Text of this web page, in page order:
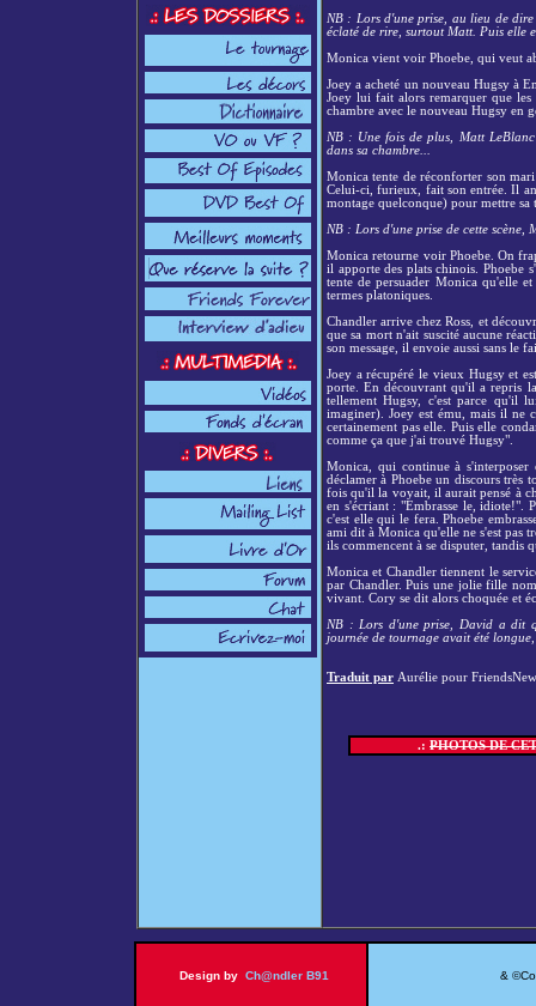
NB : Lors d'une prise, au lieu de
éclaté de rire, surtout Matt. Puis elle
Monica vient voir Phoebe, qui veut
Joey a acheté un nouveau Hugsy à
Joey lui fait alors remarquer que les
chambre avec le nouveau Hugsy en
NB : Une fois de plus, Matt
dans sa chambre...
Monica tente de réconforter son
Celui-ci, furieux, fait son entrée. Il
montage quelconque) pour mettre
NB : Lors d'une prise de cette
Monica retourne voir Phoebe. On
il apporte des plats chinois. Phoebe
tente de persuader Monica qu'elle
termes platoniques.
Chandler arrive chez Ross, et
que sa mort n'ait suscité aucune
son message, il envoie aussi sans le
Joey a récupéré le vieux Hugsy et
porte. En découvrant qu'il a repris
tellement Hugsy, c'est parce qu'il
imaginer). Joey est ému, mais il ne
certainement pas elle. Puis elle
comme ça que j'ai trouvé Hugsy".
Monica, qui continue à
déclamer à Phoebe un discours très
fois qu'il la voyait, il aurait pensé à
en s'écriant : "Embrasse le, idiote!".
c'est elle qui le fera. Phoebe
ami dit à Monica qu'elle ne s'est pas
ils commencent à se disputer, tandis
Monica et Chandler tiennent le
par Chandler. Puis une jolie fille
vivant. Cory se dit alors choquée et
NB : Lors d'une prise, David a dit
journée de tournage avait été
Traduit par Aurélie pour
.: PHOTOS DE
Design by Ch@ndler B91 &